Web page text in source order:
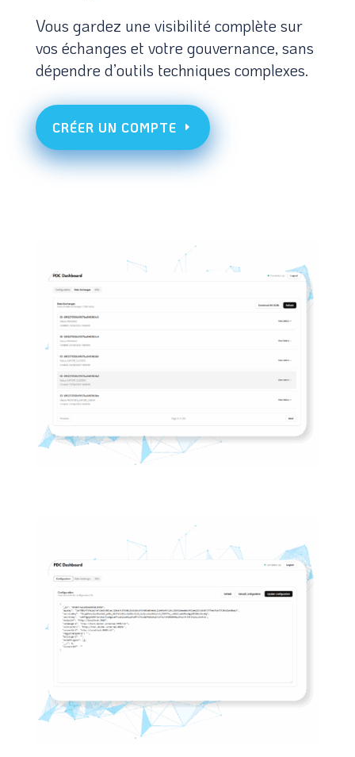
Vous gardez une visibilité complète sur
vos échanges et votre gouvernance, sans
dépendre d’outils techniques complexes.
CRÉER UN COMPTE